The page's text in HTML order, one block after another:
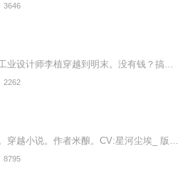
3646
2262
8795